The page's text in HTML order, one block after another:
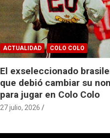
ACTUALIDAD COLO COLO
El exseleccionado
que debió cambiar su
para jugar en Colo Colo
27 julio, 2026